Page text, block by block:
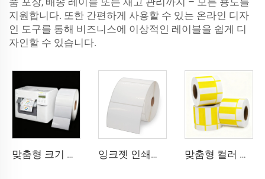
지원합니다. 또한 간편하게 사용할 수 있는 온라인 디자
인 도구를 통해 비즈니스에 이상적인 레이블을 쉽게 디
자인할 수 있습니다.
맞춤형 크기 연속 무광 고광택 합성 접착 잉크젯 라벨 롤 102mm 216mm 잉크젯 스티커 잉크젯 인쇄용 BOPP 필름 흰색 BOPP 라벨 PP 스티커 합성지 냉동실용 라벨 스티커 맞춤형 컬러 바코드 가격표 열전사 라벨 슈퍼마켓용 열 상단 카드보드 용지